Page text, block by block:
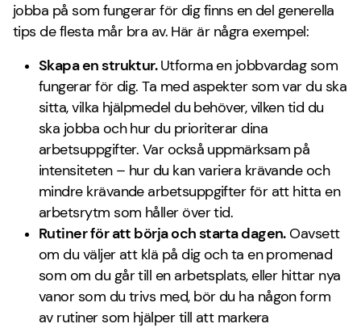
jobba på som fungerar för dig finns en del generella
tips de flesta mår bra av. Här är några exempel:
Skapa en struktur.Utforma en jobbvardag som
fungerar för dig. Ta med aspekter som var du ska
sitta, vilka hjälpmedel du behöver, vilken tid du
ska jobba och hur du prioriterar dina
arbetsuppgifter. Var också uppmärksam på
intensiteten – hur du kan variera krävande och
mindre krävande arbetsuppgifter för att hitta en
arbetsrytm som håller över tid.
Rutiner för att börja och starta dagen.Oavsett
om du väljer att klä på dig och ta en promenad
som om du går till en arbetsplats, eller hittar nya
vanor som du trivs med, bör du ha någon form
av rutiner som hjälper till att markera